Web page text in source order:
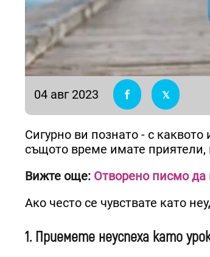
04 авг 2023
Сигурно ви познато - с
същото време имате приятели,
Вижте още: Отворено писмо
Ако често се чувствате като
1. Приемете неуспеха като